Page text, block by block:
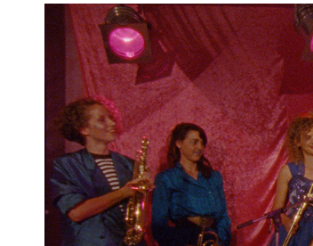
So geht’s
Filmpakete
Gutscheine
& Filmpässe
Account
Suche